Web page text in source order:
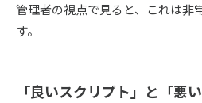
管理者の視点で見ると、これは非
す。
「良いスクリプト」と「悪